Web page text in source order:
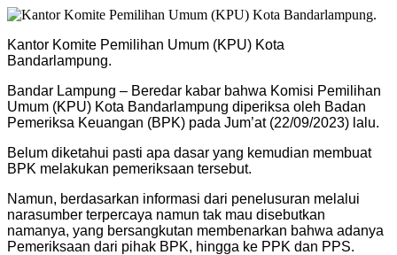
Kantor Komite Pemilihan Umum (KPU) Kota
Bandarlampung.
Bandar Lampung – Beredar kabar bahwa Komisi Pemilihan
Umum (KPU) Kota Bandarlampung diperiksa oleh Badan
Pemeriksa Keuangan (BPK) pada Jum’at (22/09/2023) lalu.
Belum diketahui pasti apa dasar yang kemudian membuat
BPK melakukan pemeriksaan tersebut.
Namun, berdasarkan informasi dari penelusuran melalui
narasumber terpercaya namun tak mau disebutkan
namanya, yang bersangkutan membenarkan bahwa adanya
Pemeriksaan dari pihak BPK, hingga ke PPK dan PPS.